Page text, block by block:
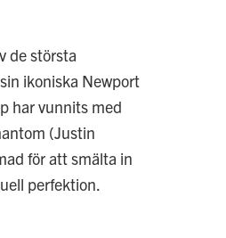
de största
ikoniska Newport
har vunnits med
(Justin
för att smälta in
perfektion.